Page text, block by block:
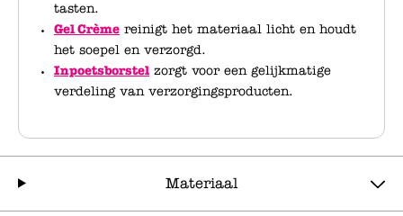
tasten.
Gel Crème reinigt het materiaal licht en houdt
het soepel en verzorgd.
Inpoetsborstel zorgt voor een gelijkmatige
verdeling van verzorgingsproducten.
Materiaal